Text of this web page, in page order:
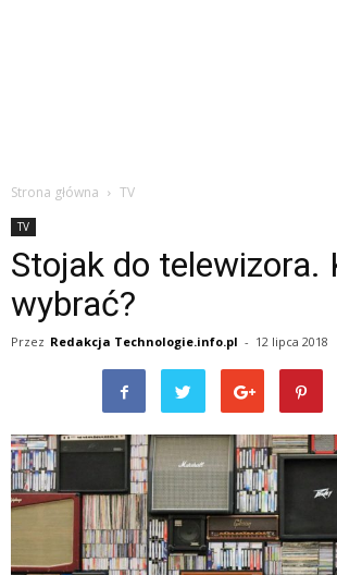
Strona główna TV
TV
Stojak do telewizora.
wybrać?
Przez Redakcja Technologie.info.pl - 12 lipca 2018